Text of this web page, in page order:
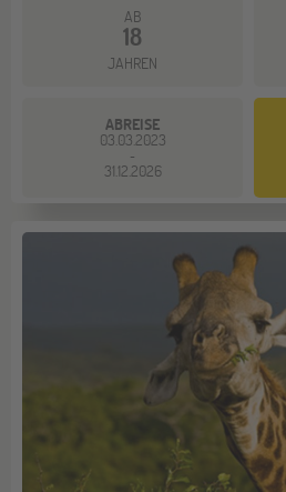
AB
18
JAHREN
ABREISE
03.03.2023
-
31.12.2026